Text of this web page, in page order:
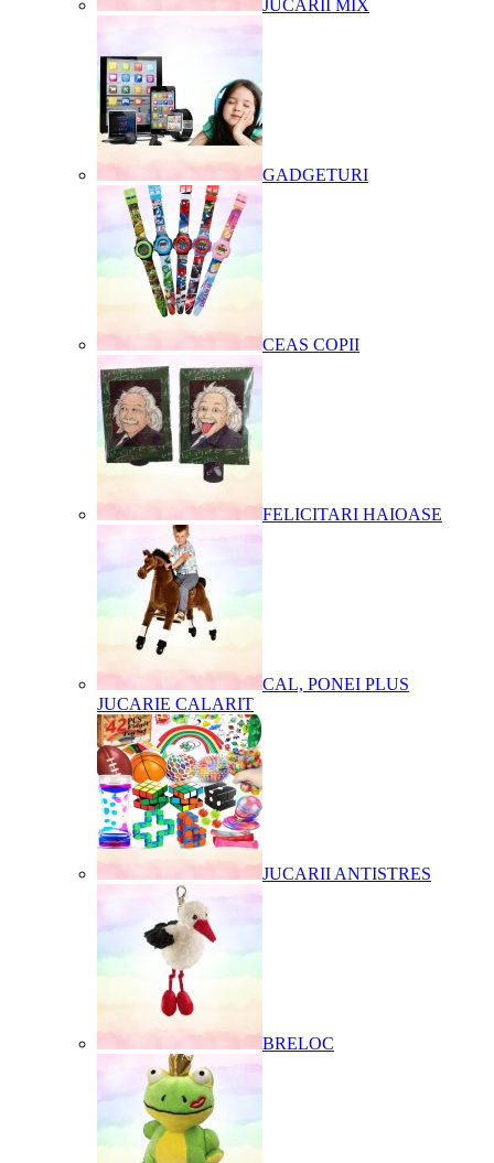
JUCARII MIX
GADGETURI
CEAS COPII
FELICITARI HAIOASE
CAL, PONEI PLUS
JUCARIE CALARIT
JUCARII ANTISTRES
BRELOC